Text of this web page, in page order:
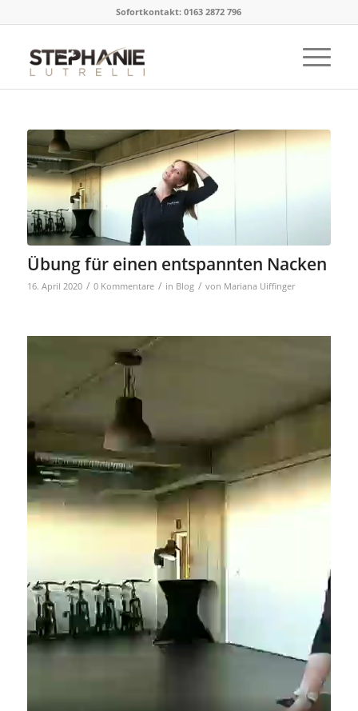
Sofortkontakt: 0163 2872 796
Übung für einen entspannten Nacken
16. April 2020 / 0 Kommentare / in Blog / von Mariana Uiffinger